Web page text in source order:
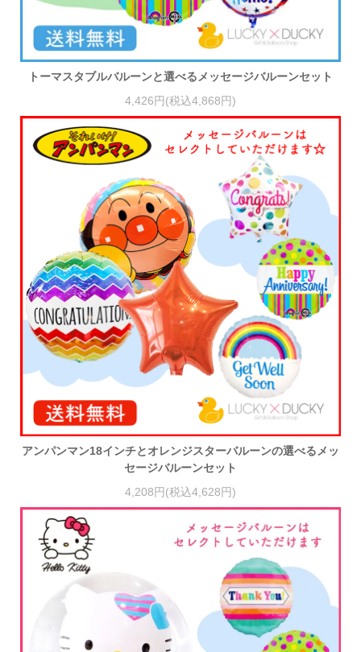
トーマスタブルバルーンと選べるメッセージバルーンセット
4,426円(税込4,868円)
アンパンマン18インチとオレンジスターバルーンの選べるメッ
セージバルーンセット
4,208円(税込4,628円)